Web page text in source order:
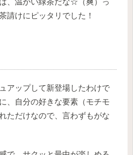
、温かい緑茶だな☆（爽）っ
請けにピッタリでした！
アップして新登場したわけで
、自分の好きな要素（モチモ
ただけなので、言わずもがな